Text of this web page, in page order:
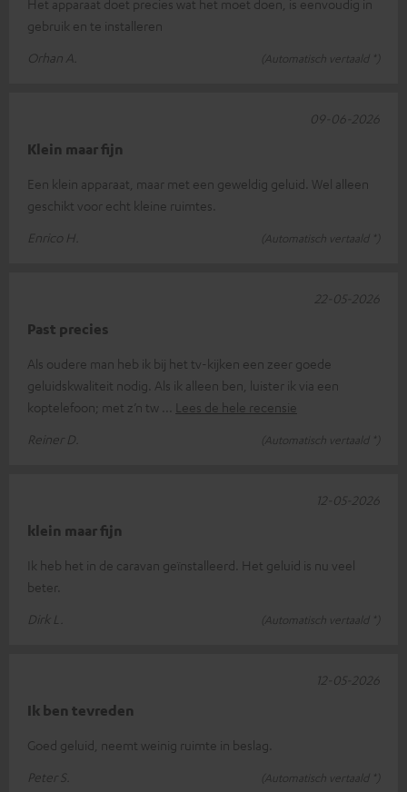
Het apparaat doet precies wat het moet doen, is eenvoudig in
gebruik en te installeren
Orhan A.
(Automatisch vertaald *)
Klein maar fijn
Een klein apparaat, maar met een geweldig geluid. Wel alleen
geschikt voor echt kleine ruimtes.
Enrico H.
(Automatisch vertaald *)
09-06-2026
Past precies
Als oudere man heb ik bij het tv-kijken een zeer goede
geluidskwaliteit nodig. Als ik alleen ben, luister ik via een
koptelefoon; met z’n tw
Lees de hele recensie
Reiner D.
(Automatisch vertaald *)
22-05-2026
klein maar fijn
Ik heb het in de caravan geïnstalleerd. Het geluid is nu veel
beter.
Dirk L.
(Automatisch vertaald *)
12-05-2026
Ik ben tevreden
Goed geluid, neemt weinig ruimte in beslag.
Peter S.
(Automatisch vertaald *)
12-05-2026